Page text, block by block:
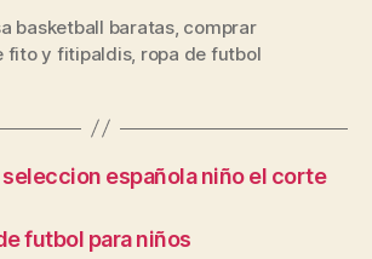
basketball baratas, comprar
fito y fitipaldis, ropa de futbol
española niño el corte
futbol para niños